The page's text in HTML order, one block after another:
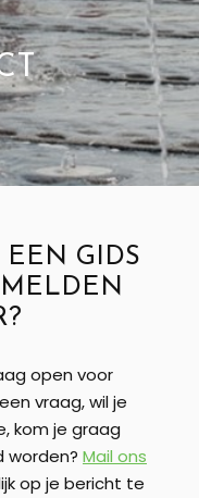
GIDS
open voor
vraag, wil je
kom je graag
worden? Mail ons
op je bericht te